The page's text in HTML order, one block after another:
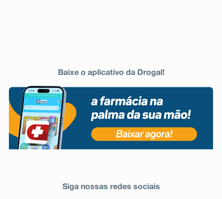
Baixe o aplicativo da Drogal!
Siga nossas redes sociais